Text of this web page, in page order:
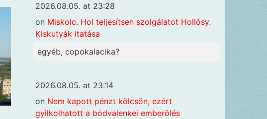
2026.08.05. at 23:28
on Miskolc. Hol teljesítsen szolgálatot Hollósy.
Kiskutyák itatása
egyéb, copokalacika?
2026.08.05. at 23:14
on Nem kapott pénzt kölcsön, ezért
gyilkolhatott a bódvalenkei emberölés